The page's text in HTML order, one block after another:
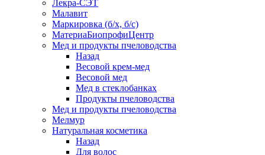
Лекра-СЭТ
Малавит
Маркировка (б/х, б/с)
МатериаБиопрофиЦентр
Мед и продукты пчеловодства
Назад
Весовой крем-мед
Весовой мед
Мед в стеклобанках
Продукты пчеловодства
Мед и продукты пчеловодства
Мелмур
Натуральная косметика
Назад
Для волос